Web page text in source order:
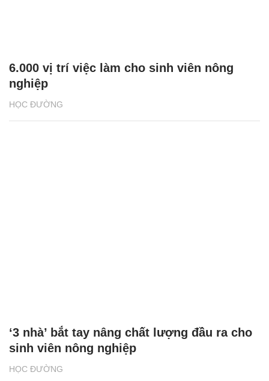
HỌC ĐƯỜNG
6.000 vị trí việc làm cho sinh viên nông
nghiệp
HỌC ĐƯỜNG
‘3 nhà’ bắt tay nâng chất lượng đầu ra cho
sinh viên nông nghiệp